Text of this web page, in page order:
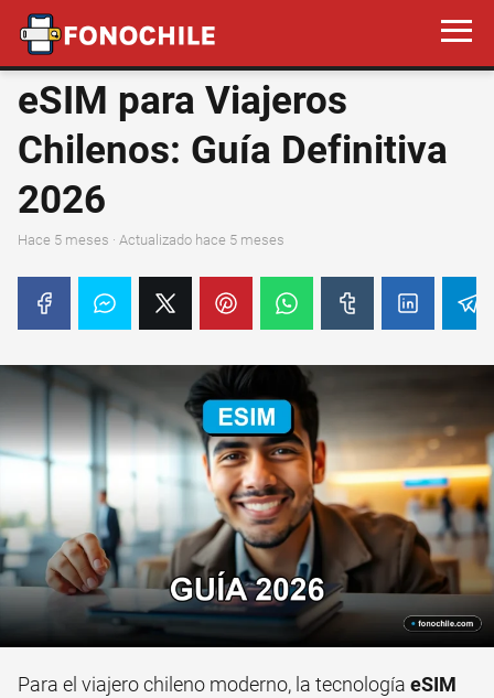
eSIM para Viajeros
Chilenos: Guía Definitiva
2026
hace 5 meses · Actualizado hace 5 meses
Para el viajero chileno moderno, la tecnología eSIM